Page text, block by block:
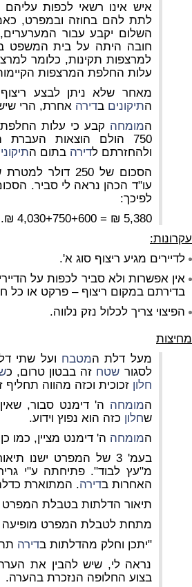
איש אינו רשאי לכפות
לתת להם בחוזה ובמפרט,
השלום יקבע עבור
חובה היתה על בית המשפט
למרצפות תקינות, כלומר
עלות החלפת המרצפות
מאחר שלא ניתן לבצע
התיקונים בדירה אחרת, הרי
המומחה קבע כי עלות
750 הולם הוצאות העברת הרהיטים ל
ולהחזרתם לדירה בתום ה
הסכום של 250 דולר למטרת שכירת
עו"ד הכהן נראה לי סביר.
לפיכך:
5,380 ₪ = 4,030+750+600 ₪.
עקרונות:
לדיירים מגיע ריצוף סוג א'.
אין אפשרות ולא סביר לכפות על
בדירתם במקום ריצוף – פרקט או כל
הפיצוי צריך לכלול נזק נלווה.
מחיצות
מעל דלת המטבח ועל שתי
לסגור שטח זה בבטון טרום, כ
חלון זכוכית וכזה מהווה תחליף
המומחה ה' דימנט סבור,
שחלון כזה הוא נפוץ וידוע.
המומחה ה' דימנט מציין, כמו
בעמ' 3 של המפרט ישנו תיאור של הדלתות. לגבי דלת ה
מ"עץ לבוד". פתיחתה ע"י
האחרות בדירה. המתוארת
תיאור הדלתות בטבלת המפרט
מתחת לטבלת המפרט
"יתכן וחלק מהדלתות בדירה
נראה לי, שיש להבין את
בצוע החלופה הנזכרת בהערה.